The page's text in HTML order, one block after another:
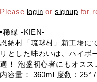
Please login or signup for
▪️稀縁 -KIEN-
恩納村「琉球村」新工場に
リとした味わいは、ハイボ
適！ 泡盛初心者にもオスス
内容量： 360ml 度数：25°